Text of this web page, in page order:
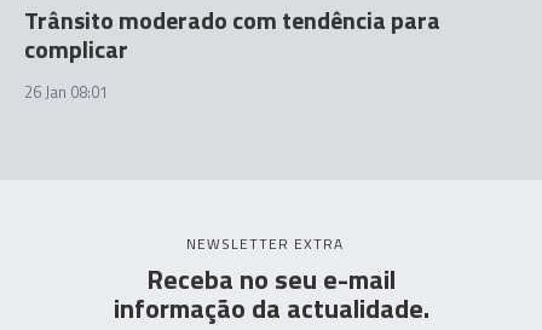
Trânsito moderado com tendência para
complicar
26 Jan 08:01
NEWSLETTER EXTRA
Receba no seu e-mail
informação da actualidade.